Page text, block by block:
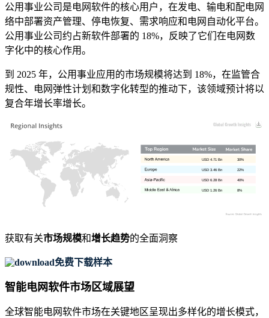
公用事业公司是电网软件的核心用户，在发电、输电和配电网
络中部署资产管理、停电恢复、需求响应和电网自动化平台。
公用事业公司约占新软件部署的 18%，反映了它们在电网数
字化中的核心作用。
到 2025 年，公用事业应用的市场规模将达到 18%，在监管合
规性、电网弹性计划和数字化转型的推动下，该领域预计将以
复合年增长率增长。
8%
USD 1.26 Bn
40%
USD 6.28 Bn
22%
USD 3.46 Bn
30%
USD 4.71 Bn
获取有关市场规模和增长趋势的全面洞察
免费下载样本
智能电网软件市场区域展望
全球智能电网软件市场在关键地区呈现出多样化的增长模式，